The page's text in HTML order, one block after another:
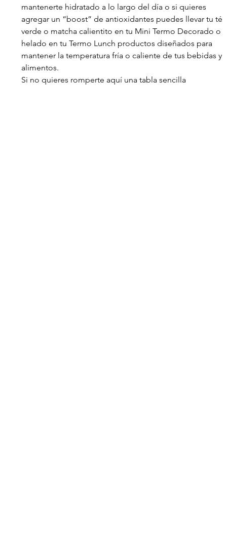
mantenerte hidratado a lo largo del día o si quieres
agregar un “boost” de antioxidantes puedes llevar tu té
verde o matcha calientito en tu Mini Termo Decorado o
helado en tu Termo Lunch productos diseñados para
mantener la temperatura fría o caliente de tus bebidas y
alimentos.
Si no quieres romperte aquí una tabla sencilla